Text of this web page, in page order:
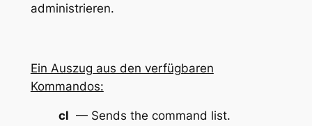
administrieren.
Ein Auszug aus den verfügbaren
Kommandos:
cl — Sends the command list.